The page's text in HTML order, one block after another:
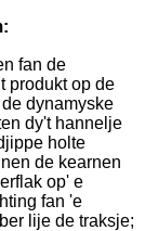
fan de
produkt op de
dynamyske
dy't hannelje
holte
de kearnen
op' e
fan 'e
lije de traksje;